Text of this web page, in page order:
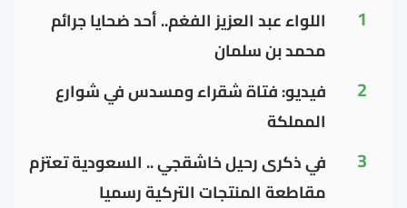
1
اللواء عبد العزيز الفغم.. أحد ضحايا جرائم
محمد بن سلمان
2
فيديو: فتاة شقراء ومسدس في شوارع
المملكة
3
في ذكرى رحيل خاشقجي .. السعودية تعتزم
مقاطعة المنتجات التركية رسميا